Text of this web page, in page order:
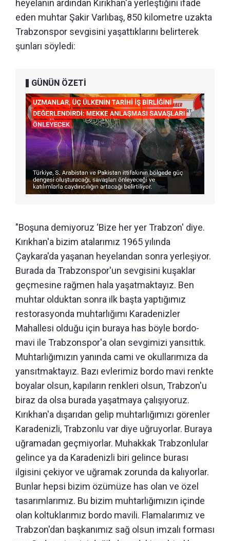
heyelanın ardından Kırıkhan'a yerleştiğini ifade
eden muhtar Şakir Varlıbaş, 850 kilometre uzakta
Trabzonspor sevgisini yaşattıklarını belirterek
şunları söyledi:
GÜNÜN ÖZETİ
"Boşuna demiyoruz ‘Bize her yer Trabzon' diye.
Kırıkhan'a bizim atalarımız 1965 yılında
Çaykara'da yaşanan heyelandan sonra yerleşiyor.
Burada da Trabzonspor'un sevgisini kuşaklar
geçmesine rağmen hala yaşatmaktayız. Ben
muhtar olduktan sonra ilk başta yaptığımız
restorasyonda muhtarlığımı Karadenizler
Mahallesi olduğu için buraya has böyle bordo-
mavi ile Trabzonspor'a olan sevgimizi yansıttık.
Muhtarlığımızın yanında cami ve okullarımıza da
yansıtmaktayız. Bazı evlerimiz bordo mavi renkte
boyalar olsun, kapıların renkleri olsun, Trabzon'u
biraz da olsa burada yaşatmaya çalışıyoruz.
Kırıkhan'a dışarıdan gelip muhtarlığımızı görenler
Karadenizli, Trabzonlu var diye uğruyorlar. Buraya
uğramadan geçmiyorlar. Muhakkak Trabzonlular
gelince ya da Karadenizli biri gelince burası
ilgisini çekiyor ve uğramak zorunda da kalıyorlar.
Bunlar hepsi bizim özümüze has olan ve özel
tasarımlarımız. Bu bizim muhtarlığımızın içinde
olan koltuklarımız bordo mavili. Flamalarımız ve
Trabzon'dan başkanımız sağ olsun imzalı forması